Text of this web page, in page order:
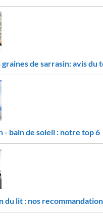
de sarrasin: avis du
- bain de soleil : notre top 6
du lit : nos